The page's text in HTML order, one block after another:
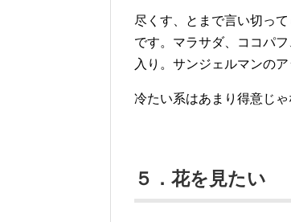
尽くす、とまで言い切っ
です。マラサダ、ココパ
入り。サンジェルマンの
冷たい系はあまり得意じ
５．花を見たい